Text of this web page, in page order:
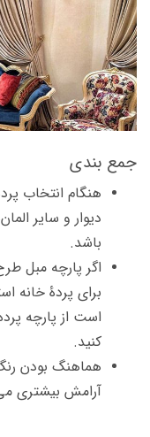
جمع بندی
هنگام انتخاب
دیوار و سایر
باشد.
اگر پارچه مبل
برای پردۀ خانه
است از پارچه
کنید.
هماهنگ بودن
آرامش بیشتری